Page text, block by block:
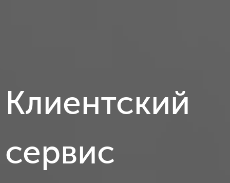
Клиентский
сервис